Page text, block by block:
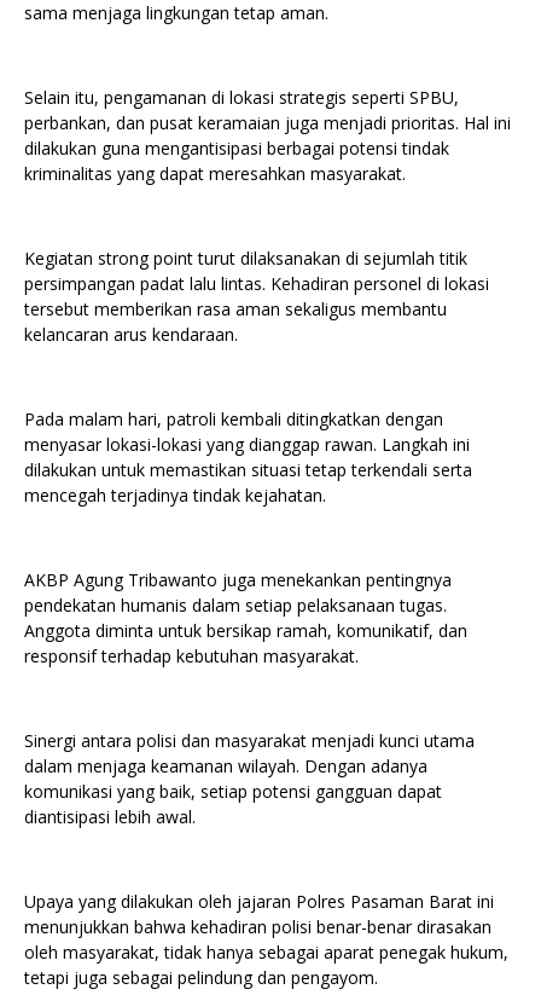
sama menjaga lingkungan tetap aman.
Selain itu, pengamanan di lokasi strategis seperti SPBU,
perbankan, dan pusat keramaian juga menjadi prioritas. Hal ini
dilakukan guna mengantisipasi berbagai potensi tindak
kriminalitas yang dapat meresahkan masyarakat.
Kegiatan strong point turut dilaksanakan di sejumlah titik
persimpangan padat lalu lintas. Kehadiran personel di lokasi
tersebut memberikan rasa aman sekaligus membantu
kelancaran arus kendaraan.
Pada malam hari, patroli kembali ditingkatkan dengan
menyasar lokasi-lokasi yang dianggap rawan. Langkah ini
dilakukan untuk memastikan situasi tetap terkendali serta
mencegah terjadinya tindak kejahatan.
AKBP Agung Tribawanto juga menekankan pentingnya
pendekatan humanis dalam setiap pelaksanaan tugas.
Anggota diminta untuk bersikap ramah, komunikatif, dan
responsif terhadap kebutuhan masyarakat.
Sinergi antara polisi dan masyarakat menjadi kunci utama
dalam menjaga keamanan wilayah. Dengan adanya
komunikasi yang baik, setiap potensi gangguan dapat
diantisipasi lebih awal.
Upaya yang dilakukan oleh jajaran Polres Pasaman Barat ini
menunjukkan bahwa kehadiran polisi benar-benar dirasakan
oleh masyarakat, tidak hanya sebagai aparat penegak hukum,
tetapi juga sebagai pelindung dan pengayom.